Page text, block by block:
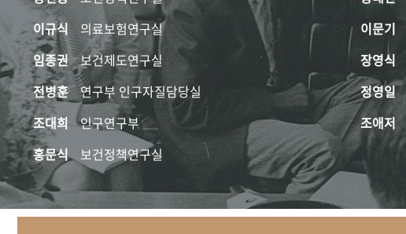
이규식
의료보험연구실 이문기
임종권
보건제도연구실 장영식
전병훈
연구부 인구자질담당실 정영일
조대희
인구연구부 조애저
홍문식
보건정책연구실